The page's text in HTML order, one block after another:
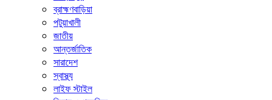
ব্রাহ্মণবাড়িয়া
পটুয়াখালী
জাতীয়
আন্তর্জাতিক
সারাদেশ
স্বাস্থ্য
লাইফ স্টাইল